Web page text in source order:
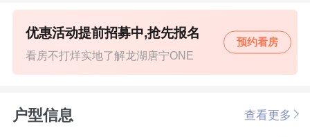
看房不打烊实地了解龙湖唐宁ONE
优惠活动提前招募中,抢先报名
预约看房
户型信息 查看更多